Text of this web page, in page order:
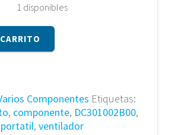
1 disponibles
Componentes Etiquetas:
, componente, DC301002B00,
portatil, ventilador